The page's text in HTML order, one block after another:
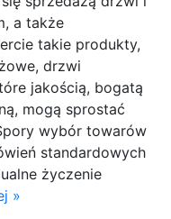
a także
takie produkty,
drzwi
jakością, bogatą
mogą sprostać
wybór towarów
standardowych
życzenie
»